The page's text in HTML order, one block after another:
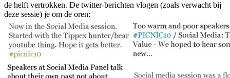
de helft vertrokken. De twitter-berichten vlogen (zoals verwacht bij
deze sessie) je om de oren: